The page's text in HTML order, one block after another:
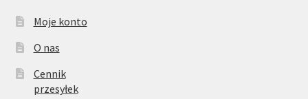
Moje konto
O nas
Cennik
przesyłek